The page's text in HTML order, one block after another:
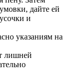
дайте ей
и
указаниям на
лишней